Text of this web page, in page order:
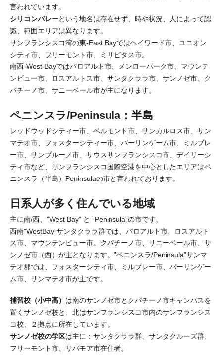
言われています。
シリコンバレーという地名は存在せず、時や状況、人によって認
識、範囲エリアは異なります。
サンフランシスコ湾の東-East Bayではヘイワード市、ユニオン
シティ市、フリーモント市、ミリピタス市。
南西-West Bayではパロアルト市、メンローパーク市、マウンテ
ンビュー市、ロスアルトス市、サンタクララ市、サンノゼ市、ク
パチーノ市、サニーベール市が主になります。
ペニンスラ/Peninsula：半島
レッドウッドシティー市、ベルモント市、サンカルロス市、サン
マテオ市、フォスターシティー市、バーリンゲーム市、ミルブレ
ー市、サンブルーノ市、サウスサンフランシスコ市、デイリーシ
ティ市など、サンフランシスコ国際空港を中心としたエリアはペ
ニンスラ（半島）Peninsulaの市と言われております。
日系人が多く住んでいる地域
主に南/西、”West Bay” と ”Peninsula”の市です。
西南”WestBay”サンタクララ群では、パロアルト市、ロスアルト
ス市、マウンテンビュー市。クパチーノ市、サニーベール市、サ
ンノゼ市（西）が主となります。”ペニンスラ/Peninsula”サンマ
テオ郡では、フォスターシティ市、ミルブレー市、バーリンゲー
ム市、サンマテオ市が主です。
補習校（小中高） は南のサンノゼ市とクパチーノ市キャンパスを
置くサンノゼ校と、北はサンフランシスコ市内のサンフランシス
コ校、２拠点に所在しています。
サンノゼ校の学区は主に：サンタクララ群、サンタクルーズ群、
フリーモント市、リバモア市在住者。